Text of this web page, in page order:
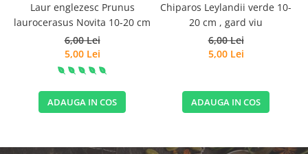
Laur englezesc Prunus
laurocerasus Novita 10-20 cm
6,00 Lei
5,00 Lei
ADAUGA IN COS
Chiparos Leylandii verde 10-
20 cm , gard viu
6,00 Lei
5,00 Lei
ADAUGA IN COS